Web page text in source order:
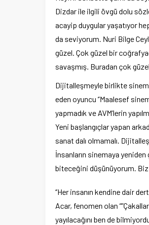
Dizdar ile ilgili övgü dolu
acayip duygular yaşatıyor
da seviyorum. Nuri Bilge
güzel. Çok güzel bir
savaşmış. Buradan çok
Dijitalleşmeyle birlikte
eden oyuncu ‘’Maalesef
yapmadık ve AVM’lerin
Yeni başlangıçlar yapan
sanat dalı olmamalı.
İnsanların sinemaya
biteceğini düşünüyorum. Biz
‘’Her insanın kendine dair
Acar, fenomen olan
yayılacağını ben de